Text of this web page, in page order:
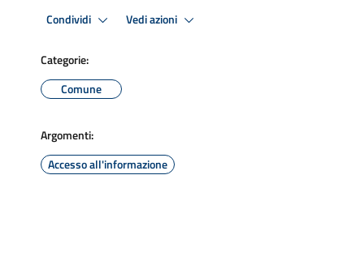
Condividi Vedi azioni
Categorie:
Comune
Argomenti:
Accesso all'informazione